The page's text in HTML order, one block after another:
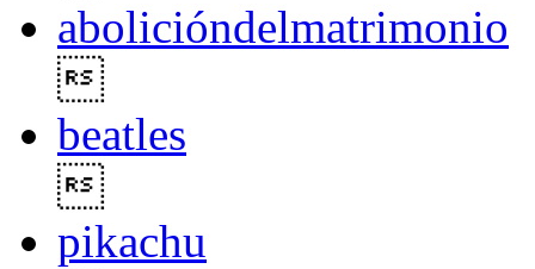
abolicióndelmatrimonio
beatles
pikachu